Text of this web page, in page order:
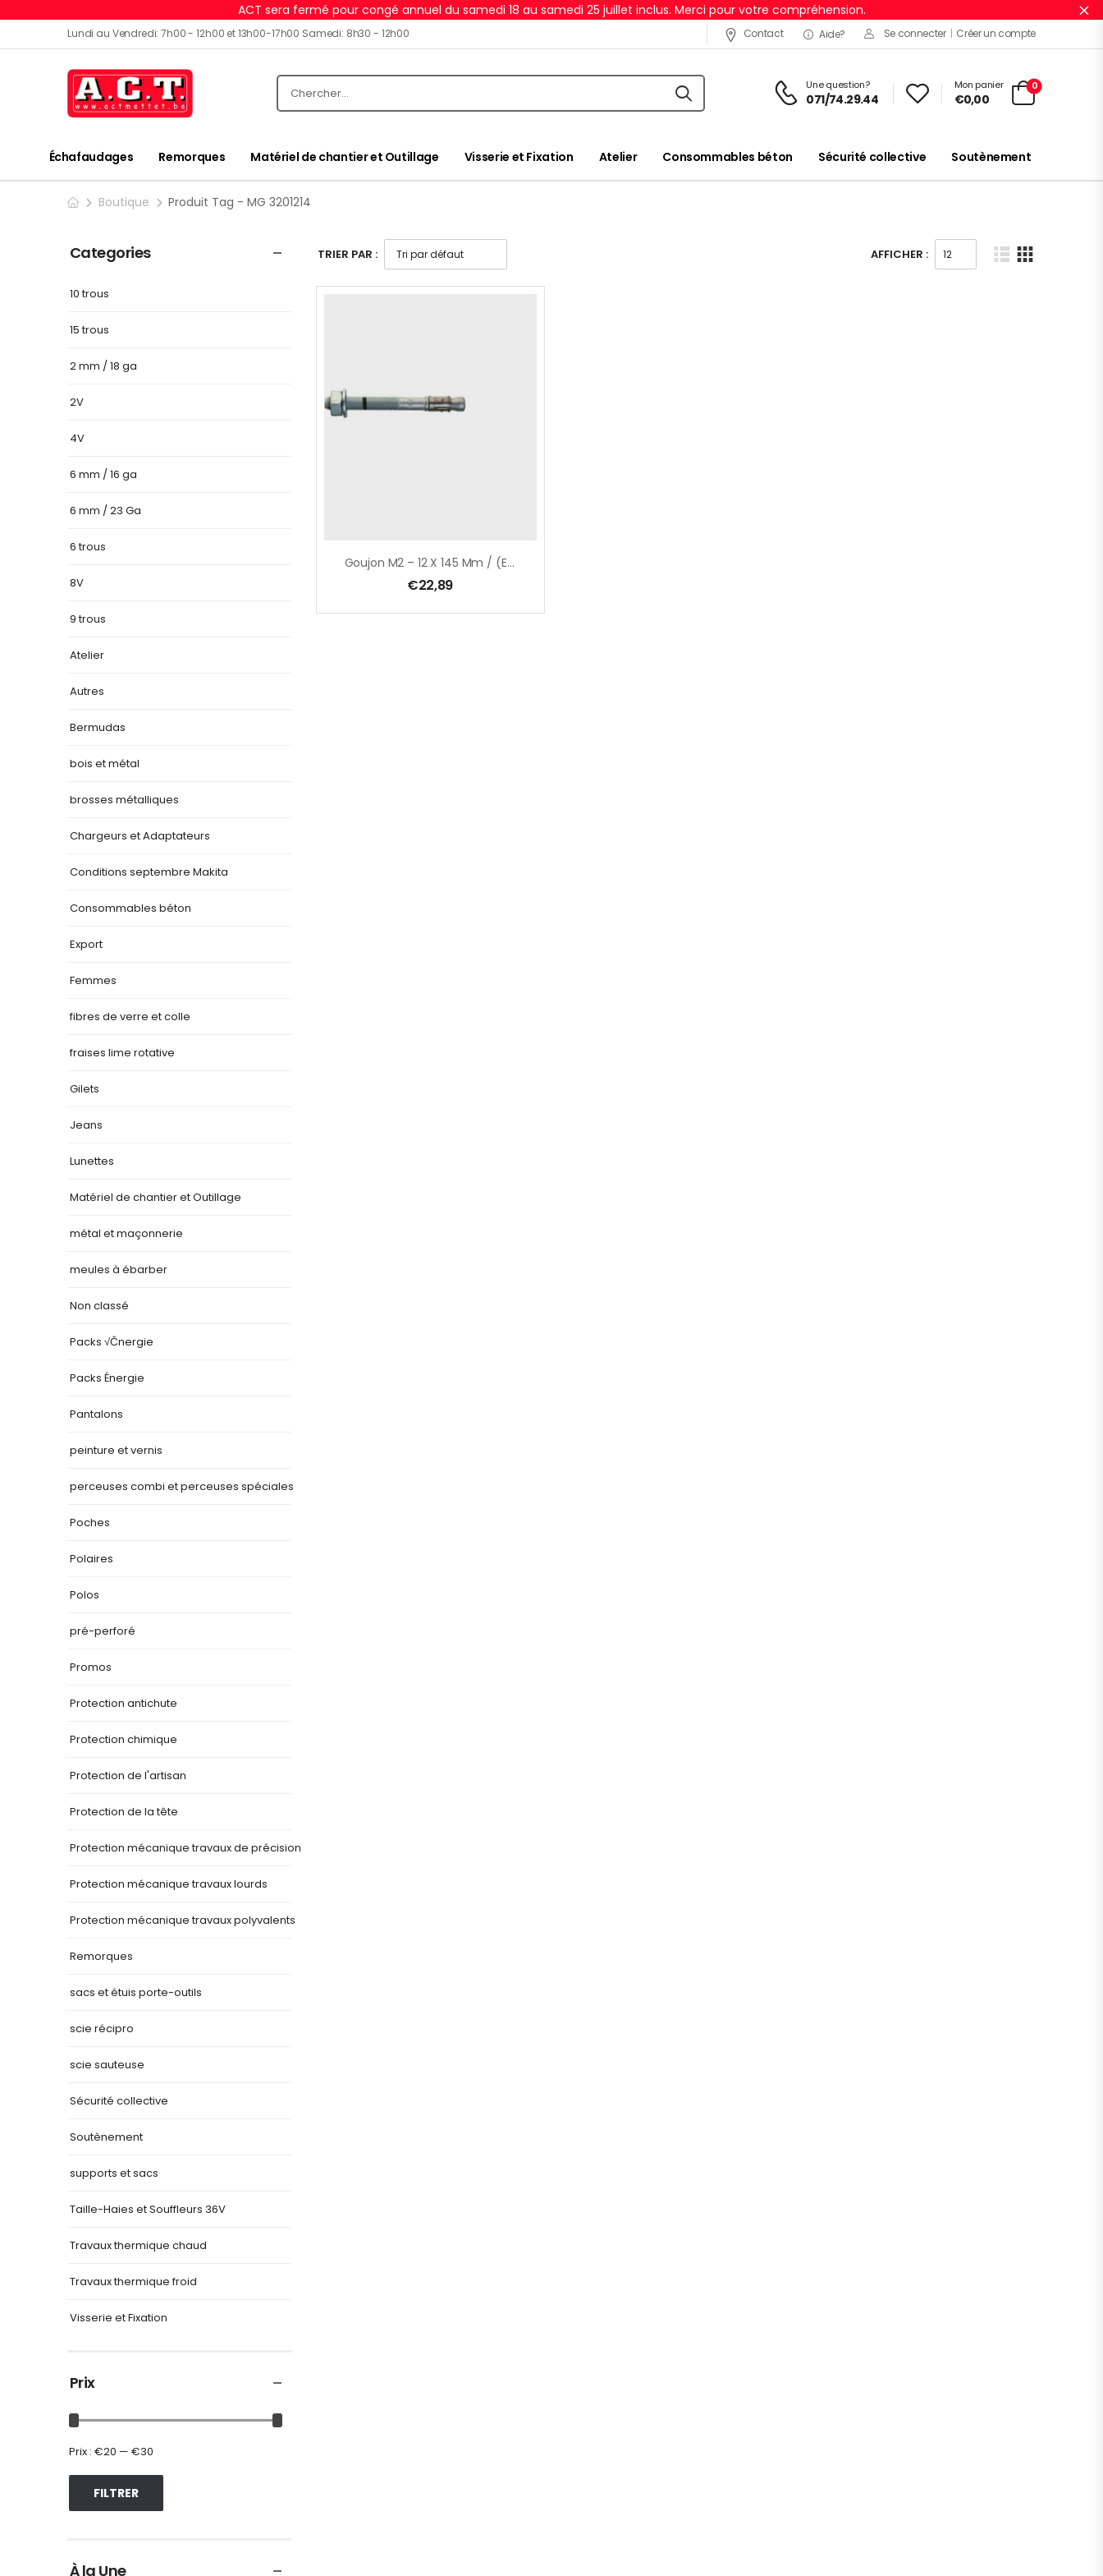
ACT sera fermé pour congé annuel du samedi 18 au samedi 25 juillet inclus. Merci pour votre compréhension.
Lundi au Vendredi: 7h00 - 12h00 et 13h00-17h00 Samedi: 8h30 - 12h00 Contact Aide? Se connecter | Créer un compte
Une question?
071/74.29.44
Mon panier
€0,00
0
Échafaudages Remorques Matériel de chantier et Outillage Visserie et Fixation Atelier Consommables béton Sécurité collective Soutènement
Boutique Produit Tag - MG 3201214
Categories
10 trous
15 trous
2 mm / 18 ga
2V
4V
6 mm / 16 ga
6 mm / 23 Ga
6 trous
8V
9 trous
Atelier
Autres
Bermudas
bois et métal
brosses métalliques
Chargeurs et Adaptateurs
Conditions septembre Makita
Consommables béton
Export
Femmes
fibres de verre et colle
fraises lime rotative
Gilets
Jeans
Lunettes
Matériel de chantier et Outillage
métal et maçonnerie
meules à ébarber
Non classé
Packs √Čnergie
Packs Énergie
Pantalons
peinture et vernis
perceuses combi et perceuses spéciales
Poches
Polaires
Polos
pré-perforé
Promos
Protection antichute
Protection chimique
Protection de l'artisan
Protection de la tête
Protection mécanique travaux de précision
Protection mécanique travaux lourds
Protection mécanique travaux polyvalents
Remorques
sacs et étuis porte-outils
scie récipro
scie sauteuse
Sécurité collective
Soutènement
supports et sacs
Taille-Haies et Souffleurs 36V
Travaux thermique chaud
Travaux thermique froid
Visserie et Fixation
Prix
FILTRER
Prix : €20 — €30
À la Une
TRIER PAR : AFFICHER :
Goujon M2 – 12 X 145 Mm / (ETA Option 7) / Boîte De 25 Pcs
€22,89